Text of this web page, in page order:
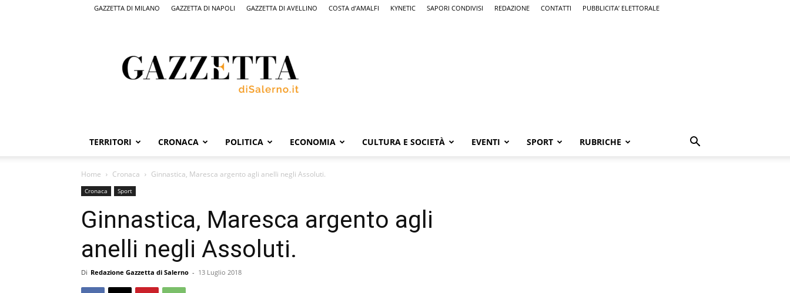
GAZZETTA DI MILANO GAZZETTA DI NAPOLI GAZZETTA DI AVELLINO COSTA d’AMALFI KYNETIC SAPORI CONDIVISI REDAZIONE CONTATTI PUBBLICITA’ ELETTORALE
Salerno,
il
quotidiano
Salerno
TERRITORI CRONACA POLITICA ECONOMIA CULTURA E SOCIETÀ EVENTI SPORT RUBRICHE
Home Cronaca Ginnastica, Maresca argento agli anelli negli Assoluti.
Cronaca Sport
Ginnastica, Maresca argento agli
anelli negli Assoluti.
Di Redazione Gazzetta di Salerno - 13 Luglio 2018